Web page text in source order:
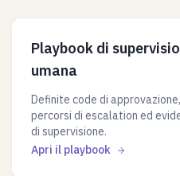
Playbook di
umana
Definite code di approvazione,
percorsi di escalation ed
di supervisione.
Apri il playbook